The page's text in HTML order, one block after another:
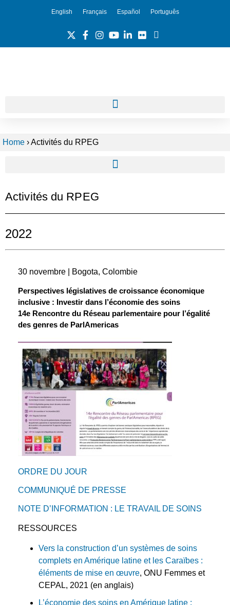
English Français Español Português
Home ›Activités du RPEG
Activités du RPEG
2022
30 novembre | Bogota, Colombie
Perspectives législatives de croissance économique
inclusive : Investir dans l’économie des soins
14e Rencontre du Réseau parlementaire pour l’égalité
des genres de ParlAmericas
ORDRE DU JOUR
COMMUNIQUÉ DE PRESSE
NOTE D’INFORMATION : LE TRAVAIL DE SOINS
RESSOURCES
Vers la construction d’un systèmes de soins
complets en Amérique latine et les Caraïbes :
éléments de mise en œuvre, ONU Femmes et
CEPAL, 2021 (en anglais)
L’économie des soins en Amérique latine :